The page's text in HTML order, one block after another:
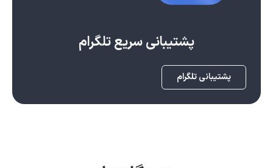
پشتیبانی سریع تلگرام
پشتیبانی تلگرام